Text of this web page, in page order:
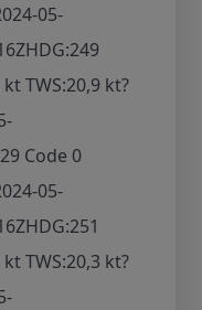
05-
HDG:249
kt TWS:20,9 kt?
Code 0
05-
HDG:251
kt TWS:20,3 kt?